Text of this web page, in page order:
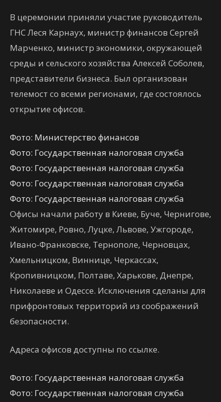
В церемонии приняли участие руководитель
ГНС Леся Карнаух, министр финансов Сергей
Марченко, министр экономики, окружающей
среды и сельского хозяйства Алексей Соболев,
представители бизнеса. Был организован
телемост со всеми регионами, где состоялось
открытие офисов.
Фото: Министерство финансов
Фото: Государственная налоговая служба
Фото: Государственная налоговая служба
Фото: Государственная налоговая служба
Фото: Государственная налоговая служба
Офисы начали работу в Киеве, Буче, Чернигове,
Житомире, Ровно, Луцке, Львове, Ужгороде,
Ивано-Франковске, Тернополе, Черновцах,
Хмельницком, Виннице, Черкассах,
Кропивницком, Полтаве, Харькове, Днепре,
Николаеве и Одессе. Исключения сделаны для
прифронтовых территорий из соображений
безопасности.
Адреса офисов доступны по ссылке.
Фото: Государственная налоговая служба
Фото: Государственная налоговая служба